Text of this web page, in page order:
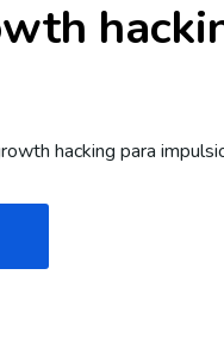
hacking para